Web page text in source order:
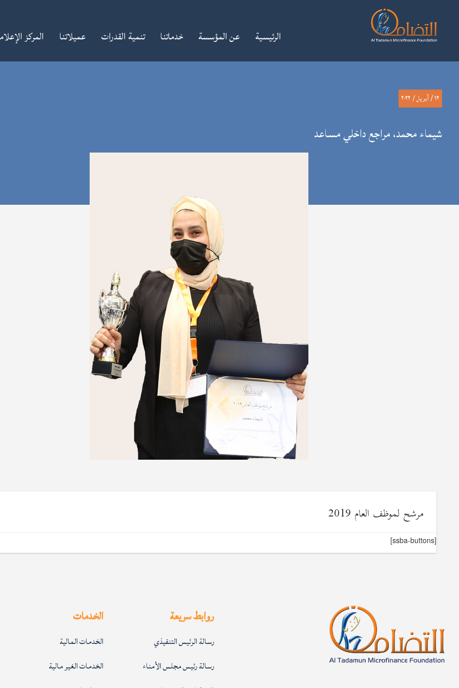
الرئيسية عن المؤسسة خدماتنا تنمية القدرات عميلاتنا المركز
TOPIC
١٢ / أبريل / ٢٠٢٢
شيماء محمد، مراجع داخلي مساعد
مرشح لموظف العام 2019
[ssba-buttons]
روابط سريعة
رسالة الرئيس التنفيذي
رسالة رئيس مجلس الأمناء
الخدمات
الخدمات المالية
الخدمات الغير مالية